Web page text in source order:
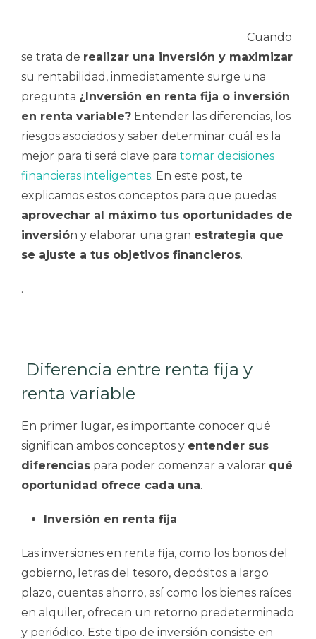
Cuando
se trata de realizar una inversión y maximizar
su rentabilidad, inmediatamente surge una
pregunta ¿Inversión en renta fija o inversión
en renta variable? Entender las diferencias, los
riesgos asociados y saber determinar cuál es la
mejor para ti será clave para tomar decisiones
financieras inteligentes. En este post, te
explicamos estos conceptos para que puedas
aprovechar al máximo tus oportunidades de
inversión y elaborar una gran estrategia que
se ajuste a tus objetivos financieros.
.
Diferencia entre renta fija y
renta variable
En primer lugar, es importante conocer qué
significan ambos conceptos y entender sus
diferencias para poder comenzar a valorar qué
oportunidad ofrece cada una.
Inversión en renta fija
Las inversiones en renta fija, como los bonos del
gobierno, letras del tesoro, depósitos a largo
plazo, cuentas ahorro, así como los bienes raíces
en alquiler, ofrecen un retorno predeterminado
y periódico. Este tipo de inversión consiste en